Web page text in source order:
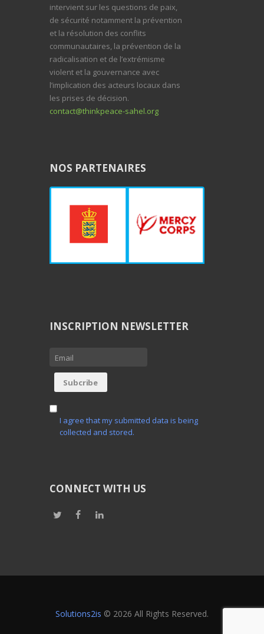
intervient sur les questions de paix,
de sécurité notamment la prévention
et la résolution des conflits
communautaires, la prévention de la
radicalisation et de l’extrémisme
violent et la gouvernance avec
l’implication des acteurs locaux dans
les prises de décision.
contact@thinkpeace-sahel.org
NOS PARTENAIRES
INSCRIPTION NEWSLETTER
I agree that my submitted data is being
collected and stored.
CONNECT WITH US
Solutions2is © 2026 All Rights Reserved.